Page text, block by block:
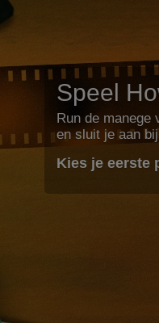
Speel
Run de manege
en sluit je aan
Kies je eerste